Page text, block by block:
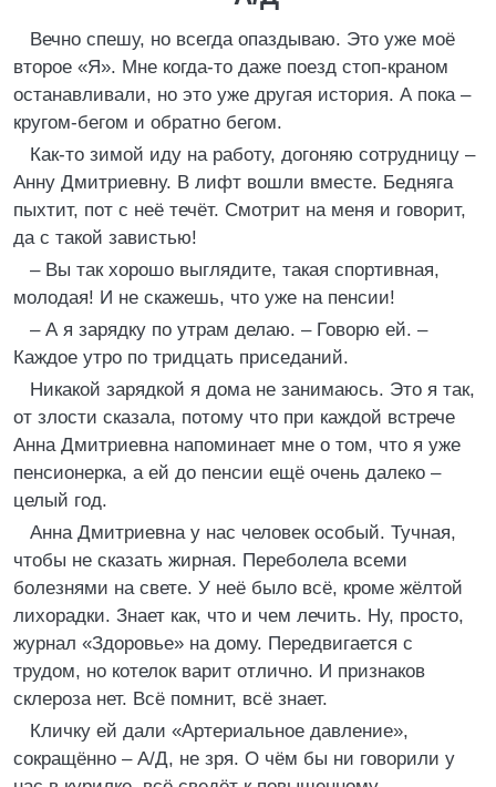
Вечно спешу, но всегда опаздываю. Это уже моё
второе «Я». Мне когда-то даже поезд стоп-краном
останавливали, но это уже другая история. А пока –
кругом-бегом и обратно бегом.
Как-то зимой иду на работу, догоняю сотрудницу –
Анну Дмитриевну. В лифт вошли вместе. Бедняга
пыхтит, пот с неё течёт. Смотрит на меня и говорит,
да с такой завистью!
– Вы так хорошо выглядите, такая спортивная,
молодая! И не скажешь, что уже на пенсии!
– А я зарядку по утрам делаю. – Говорю ей. –
Каждое утро по тридцать приседаний.
Никакой зарядкой я дома не занимаюсь. Это я так,
от злости сказала, потому что при каждой встрече
Анна Дмитриевна напоминает мне о том, что я уже
пенсионерка, а ей до пенсии ещё очень далеко –
целый год.
Анна Дмитриевна у нас человек особый. Тучная,
чтобы не сказать жирная. Переболела всеми
болезнями на свете. У неё было всё, кроме жёлтой
лихорадки. Знает как, что и чем лечить. Ну, просто,
журнал «Здоровье» на дому. Передвигается с
трудом, но котелок варит отлично. И признаков
склероза нет. Всё помнит, всё знает.
Кличку ей дали «Артериальное давление»,
сокращённо – А/Д, не зря. О чём бы ни говорили у